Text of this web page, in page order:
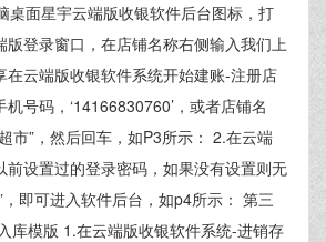
桌面星宇云端版收银软件后台图标，打
版登录窗口，在店铺名称右侧输入我们上
在云端版收银软件系统开始建账-注册店
号码，‘14166830760’，或者店铺名
市”，然后回车，如P3所示： 2.在云端
前设置过的登录密码，如果没有设置则无
，即可进入软件后台，如p4所示： 第三
库模版 1.在云端版收银软件系统-进销存